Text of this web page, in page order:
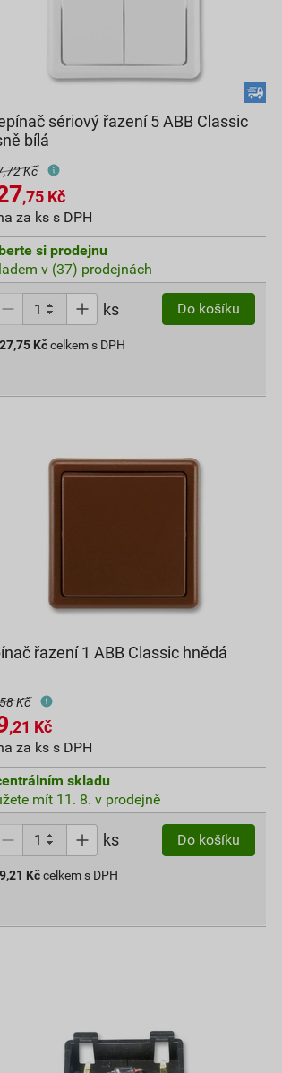
sériový řazení 5 ABB Classic
bílá
Kč
,75Kč
za ks s DPH
si prodejnu
v (37) prodejnách
ks Do košíku
Kč celkem s DPH
řazení 1 ABB Classic hnědá
Kč
,21 Kč
za ks s DPH
skladu
mít 11. 8. v prodejně
ks Do košíku
Kč celkem s DPH